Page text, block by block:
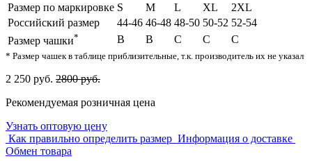
Размер по маркировке S M L XL
2XL
Российский размер
44-46 46-48 48-50 50-52 52-54
Размер чашки* B B C C C
* Размер чашек в таблице приблизительные, т.к. производитель их не указал
2 250 руб. 2800 руб.
Рекомендуемая розничная цена
Узнать оптовую цену
Как правильно определить размер Информация о доставке
Обмен товара